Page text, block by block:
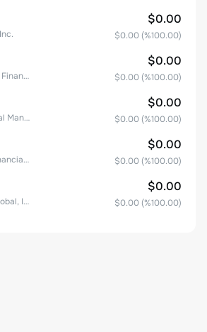
$0.00
$0.00 (%100.00)
Capital One Financial
$0.00
$0.00 (%100.00)
Apollo Global Management, Inc.
$0.00
$0.00 (%100.00)
Discover Financial Services
$0.00
$0.00 (%100.00)
Coinbase Global, Inc. Class A Common Stock
$0.00
$0.00 (%100.00)